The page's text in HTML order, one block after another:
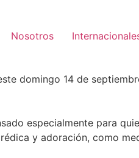
Nosotros
domingo 14 de
especialmente para
y adoración, como